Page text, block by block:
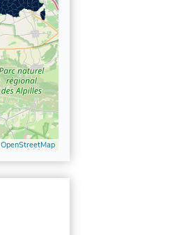
OpenStreetMap